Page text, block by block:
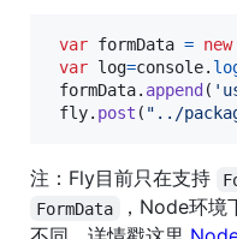
var formData = new
var log=console.
formData. append (
fly. post ( "../
注：Fly目前只在支持
FormData ，Node环境